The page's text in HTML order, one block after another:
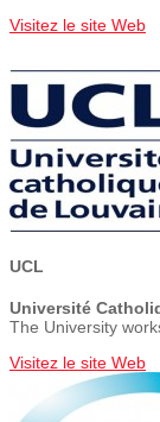
Visitez le site Web
UCL
Université
The University
Visitez le site Web